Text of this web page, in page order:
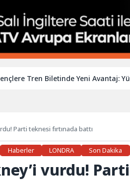
Tren Biletinde Yeni Avantaj: Yüzde
Parti teknesi fırtınada battı
Haberler LONDRA Son Dakika
vurdu!